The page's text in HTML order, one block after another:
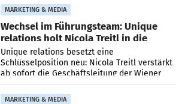
MARKETING & MEDIA
Wechsel im Führungsteam: Unique
relations holt Nicola Treitl in die
Geschäftsleitung
Unique relations besetzt eine
Schlüsselposition neu: Nicola Treitl verstärkt
ab sofort die Geschäftsleitung der Wiener
PR-Agentur an der Seite von Josef Kalina und
Anna Kalina-Mahr.
MARKETING & MEDIA